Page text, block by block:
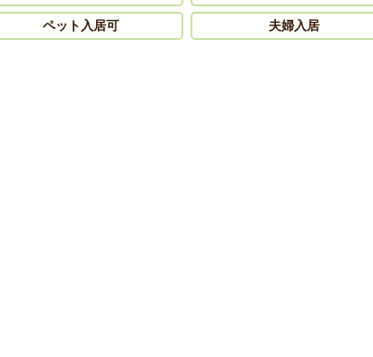
ペット入居可 夫婦入居